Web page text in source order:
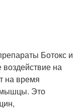
Ботокс и
на
на время
мышцы. Это